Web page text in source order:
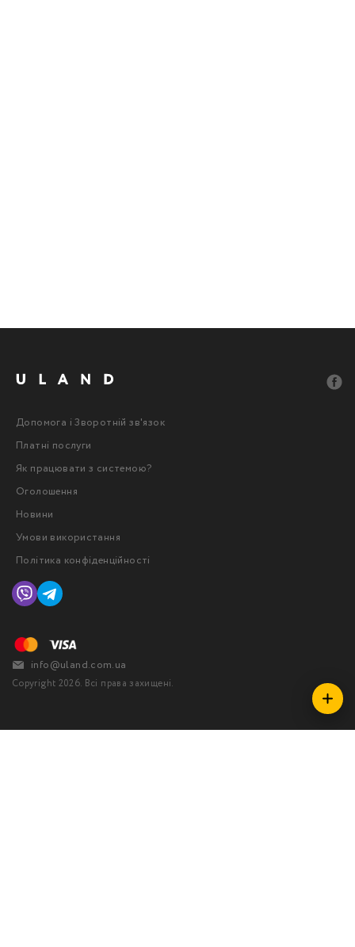
Copyright 2026. Всі права захищені.
Допомога і Зворотній зв'язок
Платні послуги
Як працювати з системою?
Оголошення
Новини
Умови використання
Політика конфіденційності
info@uland.com.ua